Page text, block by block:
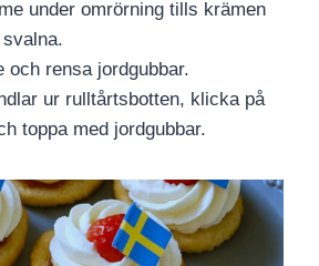
under omrörning tills krämen
och rensa jordgubbar.
ur rulltårtsbotten, klicka på
toppa med jordgubbar.